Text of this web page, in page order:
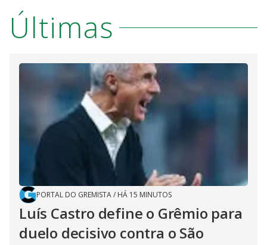
Últimas
PORTAL DO GREMISTA/ HÁ 15 MINUTOS
Luís Castro define o Grêmio para
duelo decisivo contra o São